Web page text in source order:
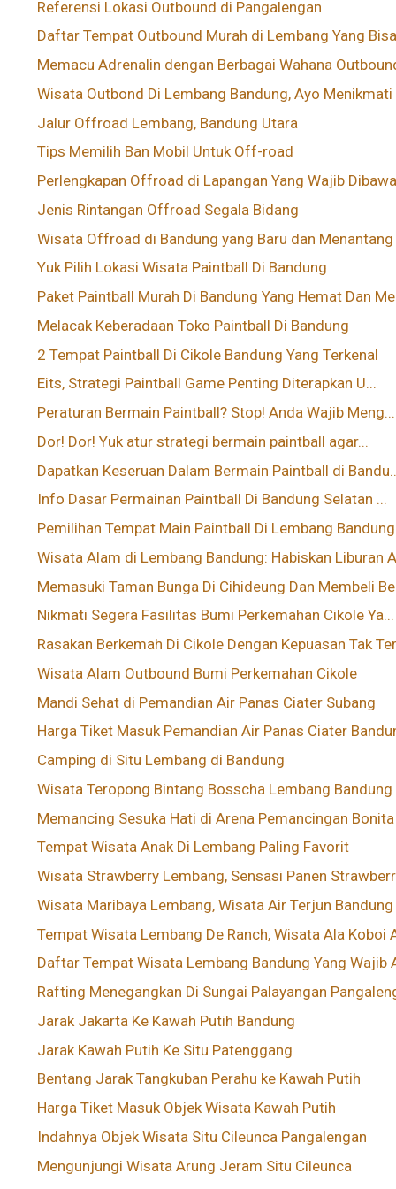
Referensi Lokasi Outbound di Pangalengan
Daftar Tempat Outbound Murah di Lembang Yang
Memacu Adrenalin dengan Berbagai Wahana
Wisata Outbond Di Lembang Bandung, Ayo Menikmati
Jalur Offroad Lembang, Bandung Utara
Tips Memilih Ban Mobil Untuk Off-road
Perlengkapan Offroad di Lapangan Yang Wajib Dibawa
Jenis Rintangan Offroad Segala Bidang
Wisata Offroad di Bandung yang Baru dan Menantang
Yuk Pilih Lokasi Wisata Paintball Di Bandung
Paket Paintball Murah Di Bandung Yang Hemat Dan
Melacak Keberadaan Toko Paintball Di Bandung
2 Tempat Paintball Di Cikole Bandung Yang Terkenal
Eits, Strategi Paintball Game Penting Diterapkan U...
Peraturan Bermain Paintball? Stop! Anda Wajib Meng...
Dor! Dor! Yuk atur strategi bermain paintball agar...
Dapatkan Keseruan Dalam Bermain Paintball di
Info Dasar Permainan Paintball Di Bandung Selatan ...
Pemilihan Tempat Main Paintball Di Lembang
Wisata Alam di Lembang Bandung: Habiskan Liburan
Memasuki Taman Bunga Di Cihideung Dan Membeli
Nikmati Segera Fasilitas Bumi Perkemahan Cikole Ya...
Rasakan Berkemah Di Cikole Dengan Kepuasan Tak
Wisata Alam Outbound Bumi Perkemahan Cikole
Mandi Sehat di Pemandian Air Panas Ciater Subang
Harga Tiket Masuk Pemandian Air Panas Ciater
Camping di Situ Lembang di Bandung
Wisata Teropong Bintang Bosscha Lembang Bandung
Memancing Sesuka Hati di Arena Pemancingan Bonita
Tempat Wisata Anak Di Lembang Paling Favorit
Wisata Strawberry Lembang, Sensasi Panen
Wisata Maribaya Lembang, Wisata Air Terjun Bandung
Tempat Wisata Lembang De Ranch, Wisata Ala Koboi
Daftar Tempat Wisata Lembang Bandung Yang Wajib
Rafting Menegangkan Di Sungai Palayangan
Jarak Jakarta Ke Kawah Putih Bandung
Jarak Kawah Putih Ke Situ Patenggang
Bentang Jarak Tangkuban Perahu ke Kawah Putih
Harga Tiket Masuk Objek Wisata Kawah Putih
Indahnya Objek Wisata Situ Cileunca Pangalengan
Mengunjungi Wisata Arung Jeram Situ Cileunca